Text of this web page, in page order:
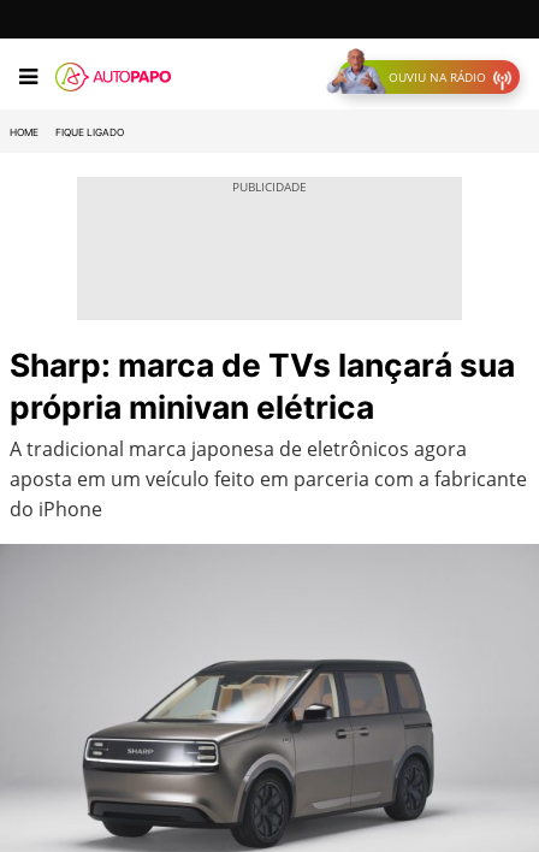
OUVIU NA RÁDIO
HOME FIQUE LIGADO
Sharp: marca de TVs lançará sua
própria minivan elétrica
A tradicional marca japonesa de eletrônicos agora
aposta em um veículo feito em parceria com a fabricante
do iPhone